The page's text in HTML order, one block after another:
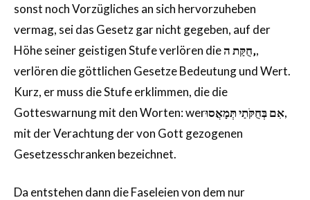
sonst noch Vorzügliches an sich hervorzuheben
vermag, sei das Gesetz gar nicht gegeben, auf der
Höhe seiner geistigen Stufe verlören dieחֻקַּת ה‚,
verlören die göttlichen Gesetze Bedeutung und Wert.
Kurz, er muss die Stufe erklimmen, die die
Gotteswarnung mit den Worten: werאִם בְּחֻקֹּתַי תְּמָאֲסוּ,
mit der Verachtung der von Gott gezogenen
Gesetzesschranken bezeichnet.
Da entstehen dann die Faseleien von dem nur